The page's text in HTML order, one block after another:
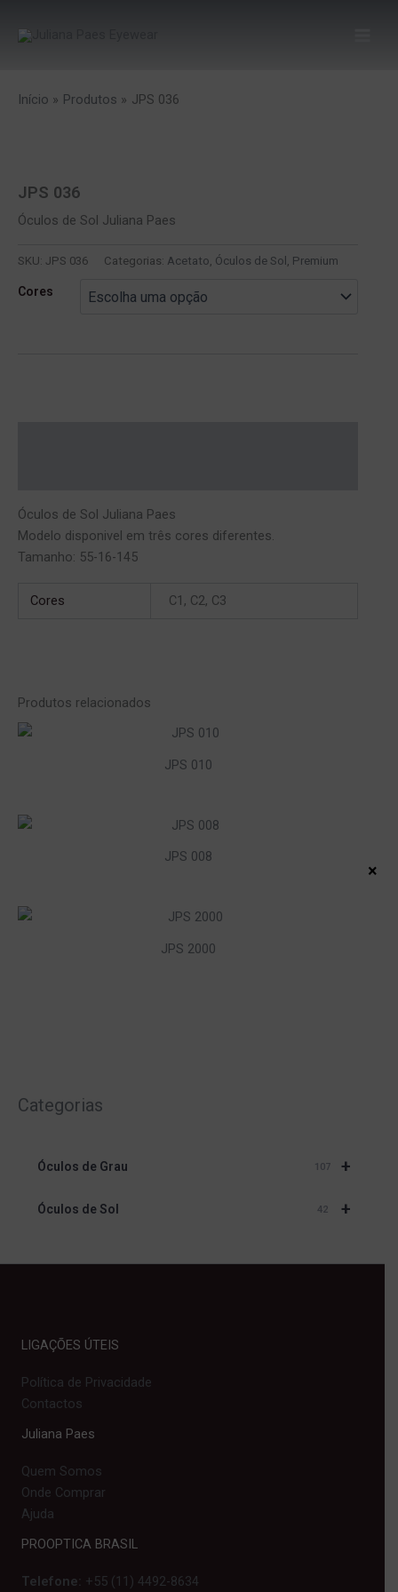
para
Início
Produtos JPS 036
JPS 036
Óculos de Sol Juliana Paes
SKU: JPS 036 Categorias: Acetato Óculos de Sol Premium
Cores
Óculos de Sol Juliana Paes
Modelo disponi­vel em três cores diferentes.
Tamanho: 55-16-145
Cores C1, C2, C3
Produtos relacionados
JPS 010
JPS 008
JPS 2000
Categorias
+
Óculos de Grau 107
+
Óculos de Sol 42
LIGAÇÕES ÚTEIS
Política de Privacidade
Contactos
Juliana Paes
Quem Somos
Onde Comprar
Ajuda
PROOPTICA BRASIL
Telefone: +55 (11) 4492-8634
×